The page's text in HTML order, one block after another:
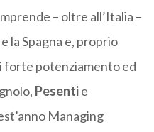
– oltre all’Italia –
la Spagna e, proprio
forte potenziamento ed
Pesentie
Managing